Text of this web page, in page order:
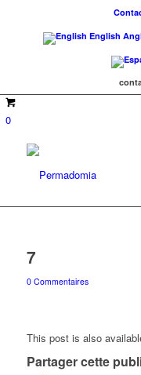
English
0
7
0 Commentaires
This post is also
Partager cette